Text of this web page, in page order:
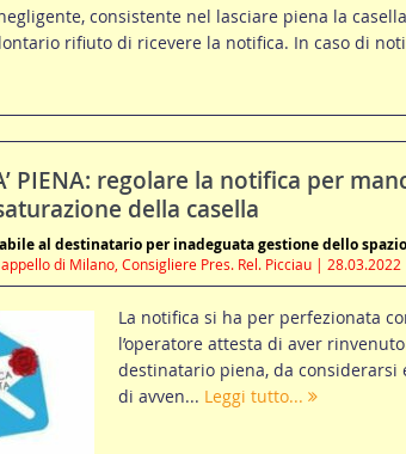
consistente nel lasciare piena la
rifiuto di ricevere la notifica. In caso di
PIENA: regolare la notifica per
della casella
al destinatario per inadeguata gestione dello
di Milano, Consigliere Pres. Rel. Picciau |
La notifica si ha per perfezionata
l’operatore attesta di aver
destinatario piena, da considerarsi
di avven... Leggi tutto...